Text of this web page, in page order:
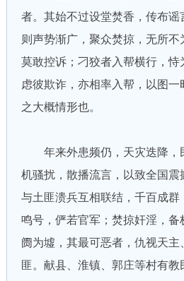
者。其始不过设堂焚香，传布
则声势渐广，聚众焚掠，无所不
莫敢控诉；刁狡者入帮横行，恃
虑彼欺诈，亦相率入帮，以图
之大概情形也。
年来外患频仍，天灾迭降，
机骚扰，散播流言，以致全国震
与土匪溃兵互相联结，千百成
鸣号，俨若官军；焚掠奸淫，备
阓为墟，其最可恶者，仇视天
匪。献县、淮镇、郭庄等村有